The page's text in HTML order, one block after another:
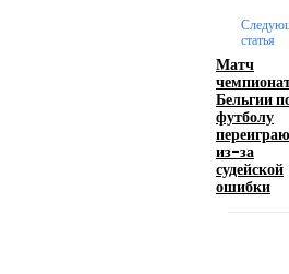
инструмент бренда
номер бурлеска
статья
Матч
Бельгии
футболу
из-за
судейской
ошибки